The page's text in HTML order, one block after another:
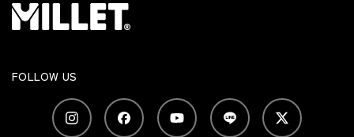
FOLLOW US